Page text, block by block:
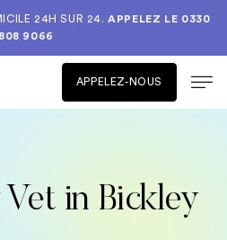
24H SUR 24.APPELEZ LE 0330
808 9066
APPELEZ-NOUS
in Bickley